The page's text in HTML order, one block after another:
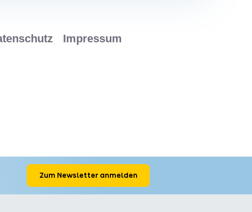
Zum Newsletter anmelden